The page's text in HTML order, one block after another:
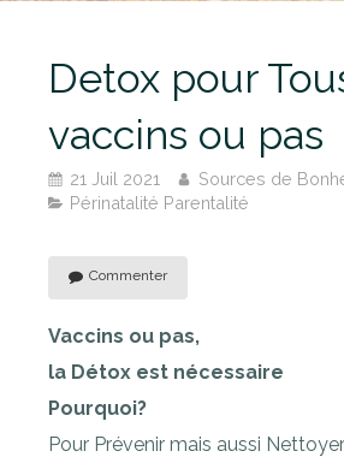
Detox pour
vaccins ou pas
21 Juil 2021
Sources de
Périnatalité Parentalité
Commenter
Vaccins ou pas,
la Détox est nécessaire
Pourquoi?
Pour Prévenir mais aussi